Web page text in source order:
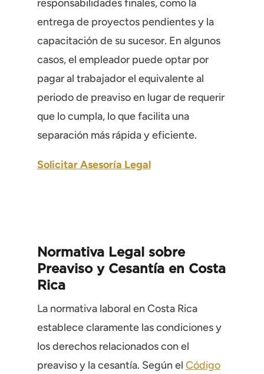
responsabilidades finales, como la
entrega de proyectos pendientes y la
capacitación de su sucesor. En algunos
casos, el empleador puede optar por
pagar al trabajador el equivalente al
periodo de preaviso en lugar de requerir
que lo cumpla, lo que facilita una
separación más rápida y eficiente.
Solicitar Asesoría Legal
Normativa Legal sobre
Preaviso y Cesantía en Costa
Rica
La normativa laboral en Costa Rica
establece claramente las condiciones y
los derechos relacionados con el
preaviso y la cesantía. Según el Código